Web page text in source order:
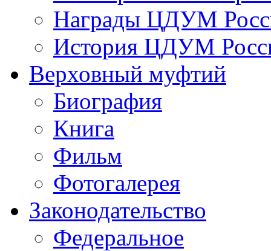
Награды ЦДУМ
История ЦДУМ
Верховный муфтий
Биография
Книга
Фильм
Фотогалерея
Законодательство
Федеральное